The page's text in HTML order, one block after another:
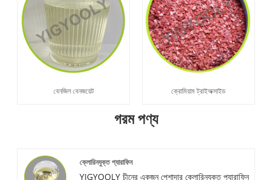
বেনজিল বেনজয়েট ক্রোমিয়াম ট্রাইঅক্সাইড
গরম পণ্য
ক্লোরিনযুক্ত প্যারাফিন
YIGYOOLY চীনের একজন পেশাদার ক্লোরিনযুক্ত প্যারাফিন